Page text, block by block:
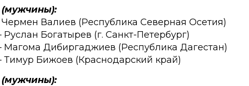
(мужчины):
Чермен Валиев (Республика Северная Осетия)
Руслан Богатырев (г. Санкт-Петербург)
Магома Дибиргаджиев (Республика Дагестан)
Тимур Бижоев (Краснодарский край)
(мужчины):